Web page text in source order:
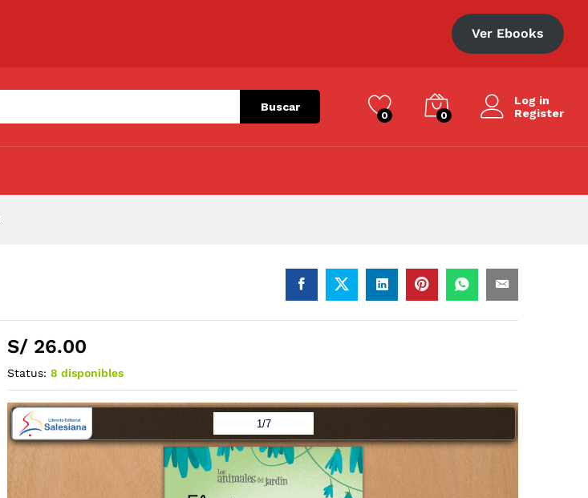
Ver Ebooks
Buscar
0 0
Log in
Register
S/ 26.00
Status: 8 disponibles
Añadir al carrito